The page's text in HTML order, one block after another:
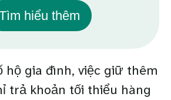
hiểu thêm
hộ gia đình, việc giữ thêm
trả khoản tối thiểu hàng